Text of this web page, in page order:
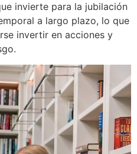
invierte para la jubilación
a largo plazo, lo que
invertir en acciones y